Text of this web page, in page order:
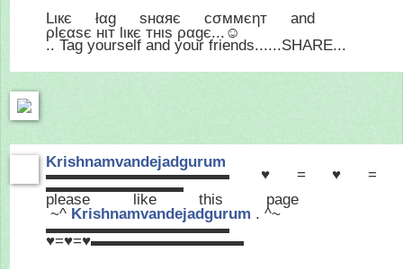
Lιкє łαg sнαяє cσммєηт
and
ρlєαsє нιт lιкє тнιѕ ραgє...☺
.. Tag yourself and your friends......SHARE...
Krishnamvandejadgurum
▬▬▬▬▬▬▬▬▬▬▬▬
▬▬▬▬▬▬▬▬▬
please like this page
~^ Krishnamvandejadgurum . ^~
▬▬▬▬▬▬▬▬▬▬▬▬
♥=♥=♥▬▬▬▬▬▬▬▬▬▬